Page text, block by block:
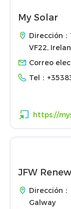
My Solar
Dirección
VF22,
Correo
Tel：
https://
JFW
Dirección
Galway